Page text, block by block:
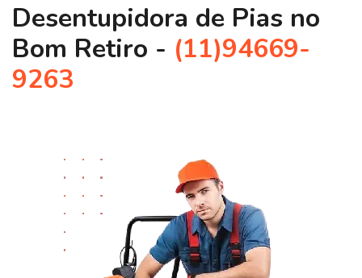
Desentupidora de Pias no
Bom Retiro - (11)94669-
9263